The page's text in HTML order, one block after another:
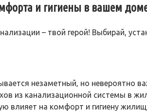
и гигиены в вашем
– твой герой! Выбирай,
незаметный‚ но невероятно
из канализационной системы в
на комфорт и гигиену